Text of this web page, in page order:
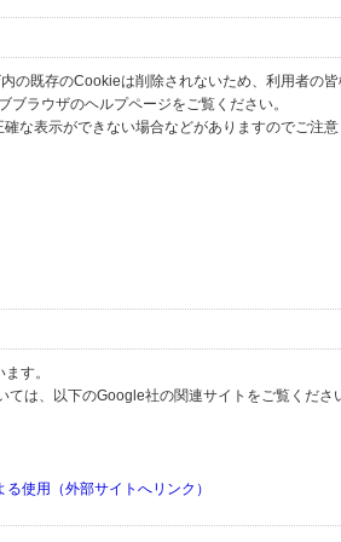
の既存のCookieは削除されないため、利用者の
ラウザのヘルプページをご覧ください。
な表示ができない場合などがありますのでご注意
す。
は、以下のGoogle社の関連サイトをご覧くださ
使用（外部サイトへリンク）